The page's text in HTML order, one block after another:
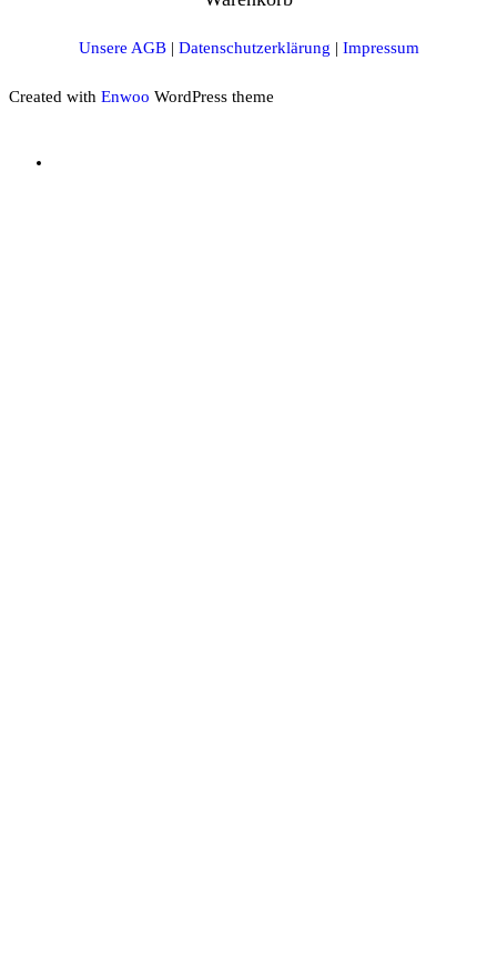
Unsere AGB| Datenschutzerklärung | Impressum
Created with Enwoo WordPress theme